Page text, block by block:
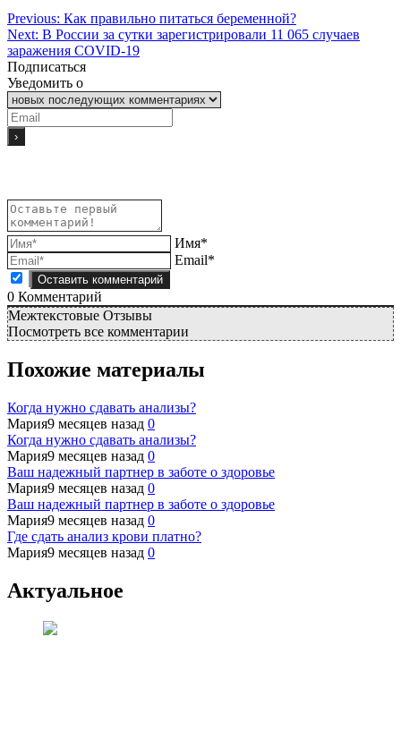
Previous: Как правильно питаться беременной?
Next: В России за сутки зарегистрировали 11 065 случаев
заражения COVID-19
Подписаться
Уведомить о
Имя*
Email*
0 Комментарий
Межтекстовые Отзывы
Посмотреть все комментарии
Похожие материалы
Когда нужно сдавать анализы?
Мария9 месяцев назад 0
Когда нужно сдавать анализы?
Мария9 месяцев назад 0
Ваш надежный партнер в заботе о здоровье
Мария9 месяцев назад 0
Ваш надежный партнер в заботе о здоровье
Мария9 месяцев назад 0
Где сдать анализ крови платно?
Мария9 месяцев назад 0
Актуальное